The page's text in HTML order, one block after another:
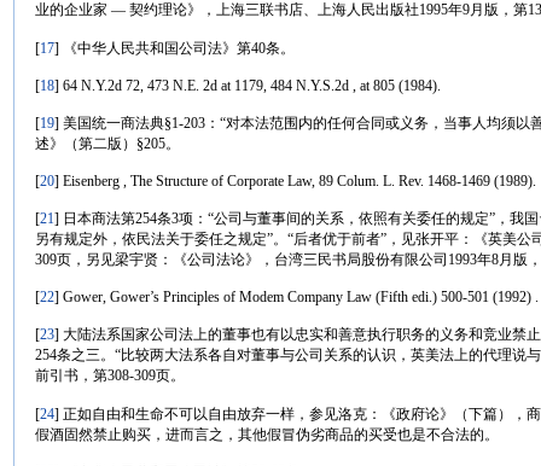
业的企业家 — 契约理论》，上海三联书店、上海人民出版社1995年9月版，第
[17] 《中华人民共和国公司法》第40条。
[18] 64 N.Y.2d 72, 473 N.E. 2d at 1179, 484 N.Y.S.2d , at 805 (1984).
[19] 美国统一商法典§1-203：“对本法范围内的任何合同或义务，当事人均须
述》（第二版）§205。
[20] Eisenberg , The Structure of Corporate Law, 89 Colum. L. Rev. 1468-1469 (1989).
[21] 日本商法第254条3项：“公司与董事间的关系，依照有关委任的规定”，我
另有规定外，依民法关于委任之规定”。“后者优于前者”，见张开平：《英美
309页，另见梁宇贤：《公司法论》，台湾三民书局股份有限公司1993年8月版
[22] Gower, Gower’s Principles of Modem Company Law (Fifth edi.) 500-501 (1992) .
[23] 大陆法系国家公司法上的董事也有以忠实和善意执行职务的义务和竞业禁
254条之三。“比较两大法系各自对董事与公司关系的认识，英美法上的代理说
前引书，第308-309页。
[24] 正如自由和生命不可以自由放弃一样，参见洛克：《政府论》（下篇），
假酒固然禁止购买，进而言之，其他假冒伪劣商品的买受也是不合法的。